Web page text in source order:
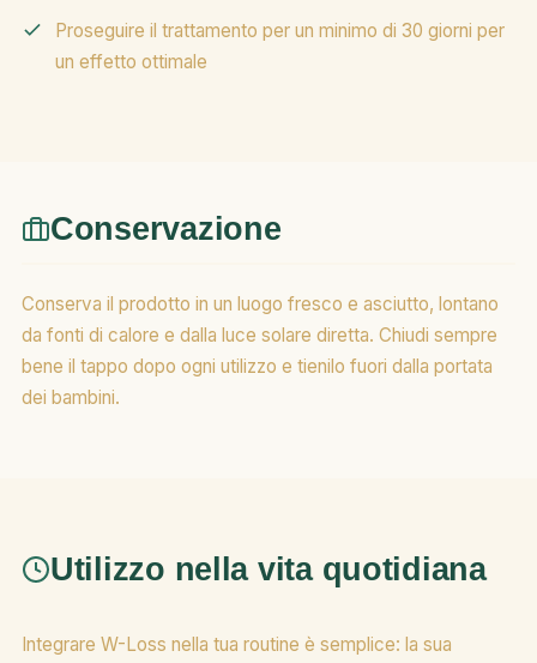
Proseguire il trattamento per un minimo di 30 giorni per
un effetto ottimale
Conservazione
Conserva il prodotto in un luogo fresco e asciutto, lontano
da fonti di calore e dalla luce solare diretta. Chiudi sempre
bene il tappo dopo ogni utilizzo e tienilo fuori dalla portata
dei bambini.
Utilizzo nella vita quotidiana
Integrare W-Loss nella tua routine è semplice: la sua